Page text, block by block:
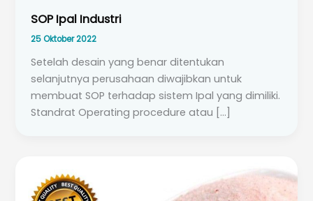
SOP Ipal Industri
25 Oktober 2022
Setelah desain yang benar ditentukan
selanjutnya perusahaan diwajibkan untuk
membuat SOP terhadap sistem Ipal yang dimiliki.
Standrat Operating procedure atau […]